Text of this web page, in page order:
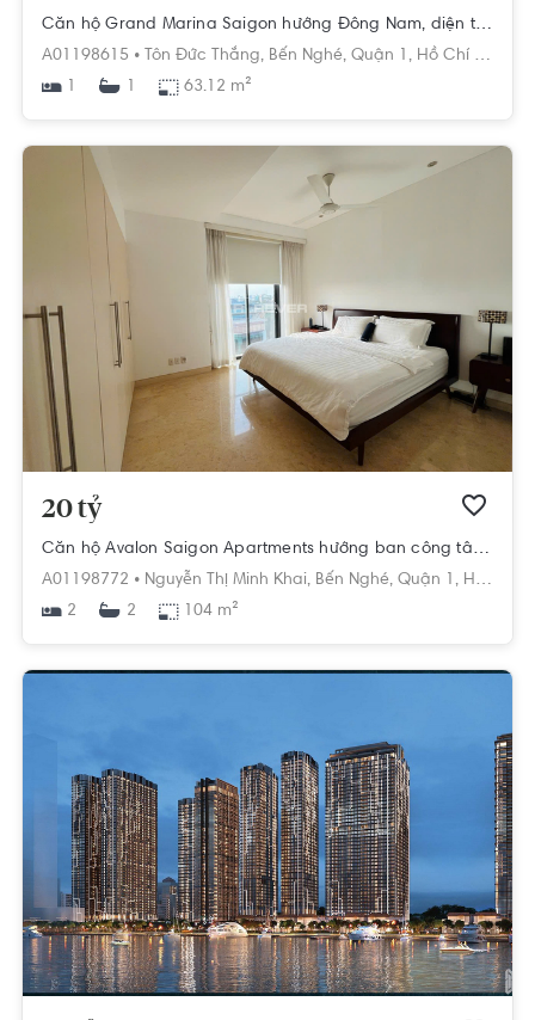
Căn hộ Grand Marina Saigon hướng Đông Nam, diện tích 63.12m²
A01198615 •
Tôn Đức Thắng, Bến Nghé, Quận 1, Hồ Chí Minh
1 63.12 m²
20 tỷ
Căn hộ Avalon Saigon Apartments hướng ban công tây đầy đủ nội thất diện tích 104m²
A01198772 • Nguyễn Thị Minh Khai, Bến Nghé, Quận 1, Hồ Chí Minh
2
2 104 m²